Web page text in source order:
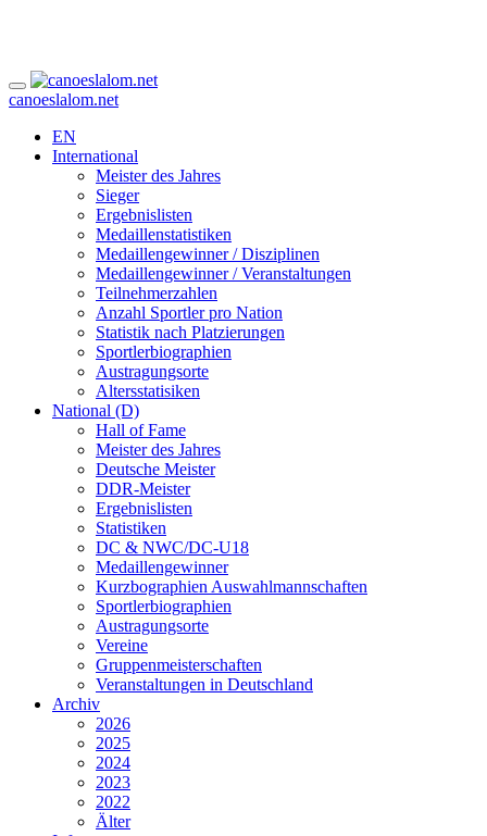
canoeslalom.net
EN
International
Meister des Jahres
Sieger
Ergebnislisten
Medaillenstatistiken
Medaillengewinner / Disziplinen
Medaillengewinner / Veranstaltungen
Teilnehmerzahlen
Anzahl Sportler pro Nation
Statistik nach Platzierungen
Sportlerbiographien
Austragungsorte
Altersstatisiken
National (D)
Hall of Fame
Meister des Jahres
Deutsche Meister
DDR-Meister
Ergebnislisten
Statistiken
DC & NWC/DC-U18
Medaillengewinner
Kurzbographien Auswahlmannschaften
Sportlerbiographien
Austragungsorte
Vereine
Gruppenmeisterschaften
Veranstaltungen in Deutschland
Archiv
2026
2025
2024
2023
2022
Älter